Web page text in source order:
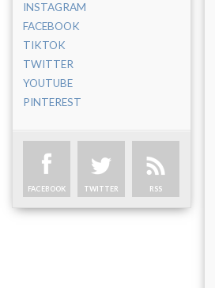
INSTAGRAM
FACEBOOK
TIKTOK
TWITTER
YOUTUBE
PINTEREST
FACEBOOK TWITTER RSS